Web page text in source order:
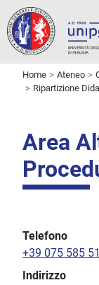
Home Ateneo
Ripartizione
Area
Telefono
+39 075 585
Indirizzo